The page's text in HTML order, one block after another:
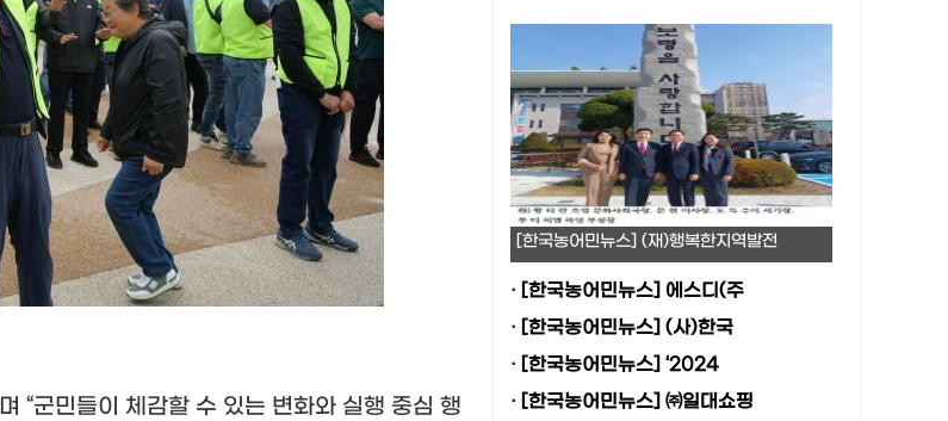
며 “군민들이 체감할 수 있는 변화와 실행 중심 행
[한국농어민뉴스] (재)행복한지역발전
· [한국농어민뉴스] 에스디(주
· [한국농어민뉴스] (사)한국
· [한국농어민뉴스] ‘2024
· [한국농어민뉴스] ㈜일대쇼핑